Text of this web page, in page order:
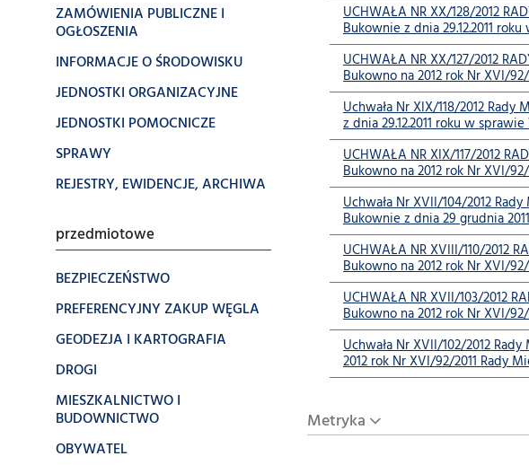
ZAMÓWIENIA PUBLICZNE I
OGŁOSZENIA
INFORMACJE O ŚRODOWISKU
JEDNOSTKI ORGANIZACYJNE
JEDNOSTKI POMOCNICZE
SPRAWY
REJESTRY, EWIDENCJE, ARCHIWA
przedmiotowe
BEZPIECZEŃSTWO
PREFERENCYJNY ZAKUP WĘGLA
GEODEZJA I KARTOGRAFIA
DROGI
MIESZKALNICTWO I
BUDOWNICTWO
OBYWATEL
UCHWAŁA NR XX/128/2012
Bukownie z dnia 29.12.2011
UCHWAŁA NR XX/127/2012
Bukowno na 2012 rok Nr XVI/
Uchwała Nr XIX/118/2012
z dnia 29.12.2011 roku w
UCHWAŁA NR XIX/117/2012
Bukowno na 2012 rok Nr XVI/
Uchwała Nr XVII/104/2012
Bukownie z dnia 29 grudnia
UCHWAŁA NR XVIII/110/2012
Bukowno na 2012 rok Nr XVI/
UCHWAŁA NR XVII/103/2012
Bukowno na 2012 rok Nr XVI/
Uchwała Nr XVII/102/2012
2012 rok Nr XVI/92/2011 Rady
Metryka